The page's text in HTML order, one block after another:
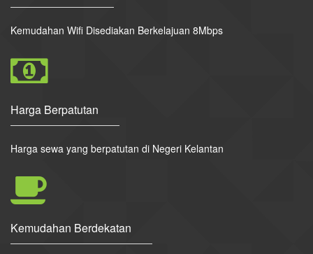
Kemudahan Wifi Disediakan Berkelajuan 8Mbps
Harga Berpatutan
Harga sewa yang berpatutan di Negeri Kelantan
Kemudahan Berdekatan